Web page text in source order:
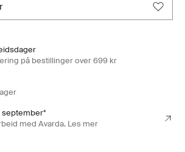
på bestillinger over 699 kr
september*
med Avarda. Les mer